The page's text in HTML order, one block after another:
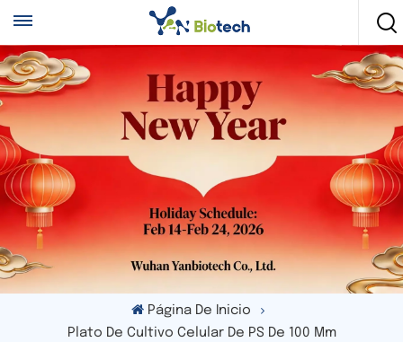
Página De Inicio
Plato De Cultivo Celular De PS De 100 Mm